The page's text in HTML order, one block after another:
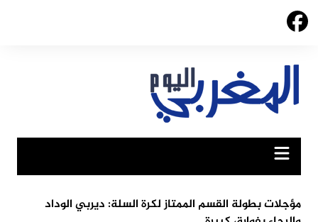
Skip
مؤجلات بطولة القسم الممتاز لكرة السلة: ديربي الوداد